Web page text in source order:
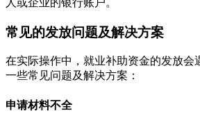
常见的发放问题及解决方案
在实际操作中，就业补助资金的发放会
一些常见问题及解决方案：
申请材料不全